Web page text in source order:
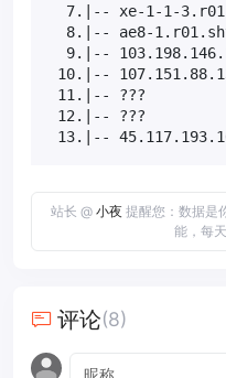
7.|-- xe-1-1-
8.|-- ae8-
9.|--
10.|--
11.|-- ???
12.|-- ???
13.|--
站长 @ 小夜 提醒您：数据是
能，每
评论(8)